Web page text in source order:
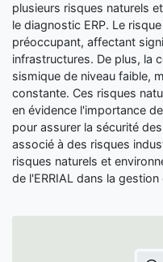
plusieurs risques naturels
le diagnostic ERP. Le
préoccupant, affectant
infrastructures. De plus, la
sismique de niveau faible,
constante. Ces risques
en évidence l'importance
pour assurer la sécurité
associé à des risques
risques naturels et
de l'ERRIAL dans la